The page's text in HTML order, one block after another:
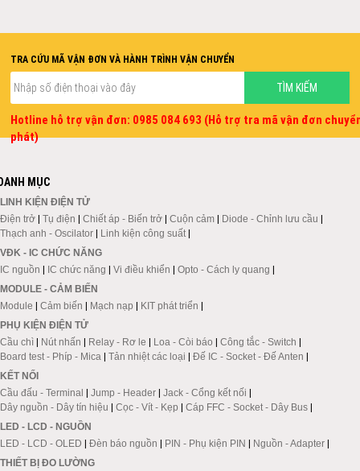
TRA CỨU MÃ VẬN ĐƠN VÀ HÀNH TRÌNH VẬN CHUYỂN
Hotline hỗ trợ vận đơn: 0985 084 693 (Hỗ trợ tra mã vận đơn
phát)
MỤC
LINH KIỆN ĐIỆN TỬ
Điện trở | Tụ điện | Chiết áp - Biến trở | Cuộn cảm | Diode - Chỉnh lưu cầu |
Thạch anh - Oscilator | Linh kiện công suất |
VĐK - IC CHỨC NĂNG
IC nguồn | IC chức năng | Vi điều khiển | Opto - Cách ly quang |
MODULE - CẢM BIẾN
Module | Cảm biến | Mạch nạp | KIT phát triển |
PHỤ KIỆN ĐIỆN TỬ
Cầu chì | Nút nhấn | Relay - Rơ le | Loa - Còi báo | Công tắc - Switch |
Board test - Phíp - Mica | Tản nhiệt các loại | Đế IC - Socket - Đế Anten |
KẾT NỐI
Cầu đấu - Terminal | Jump - Header | Jack - Cổng kết nối |
Dây nguồn - Dây tín hiệu | Cọc - Vít - Kẹp | Cáp FFC - Socket - Dây Bus |
LED - LCD - NGUỒN
LED - LCD - OLED | Đèn báo nguồn | PIN - Phụ kiện PIN | Nguồn - Adapter |
THIẾT BỊ ĐO LƯỜNG